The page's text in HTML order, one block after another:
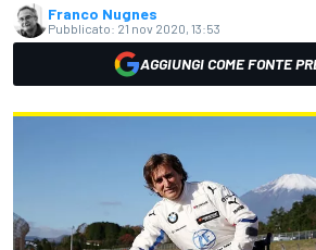
Franco Nugnes
Pubblicato: 21 nov 2020, 13:53
AGGIUNGI COME FONTE